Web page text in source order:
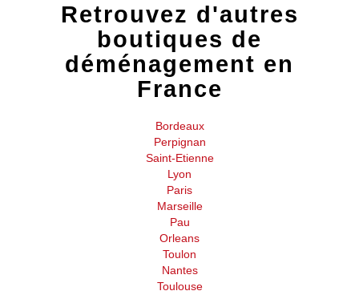
Retrouvez d'autres
boutiques de
déménagement en
France
Bordeaux
Perpignan
Saint-Etienne
Lyon
Paris
Marseille
Pau
Orleans
Toulon
Nantes
Toulouse